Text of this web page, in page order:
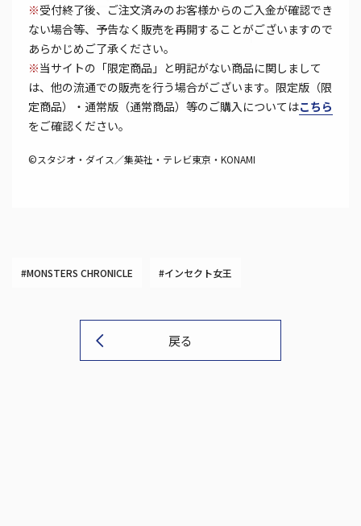
※受付終了後、ご注文済みのお客様からのご入金が確認でき
ない場合等、予告なく販売を再開することがございますので
あらかじめご了承ください。
※当サイトの「限定商品」と明記がない商品に関しまして
は、他の流通での販売を行う場合がございます。限定版（限
定商品）・通常版（通常商品）等のご購入についてはこちら
をご確認ください。
©スタジオ・ダイス／集英社・テレビ東京・KONAMI
#MONSTERS CHRONICLE #インセクト女王
戻る